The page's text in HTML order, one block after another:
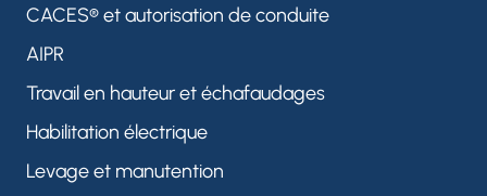
CACES® et autorisation de conduite
AIPR
Travail en hauteur et échafaudages
Habilitation électrique
Levage et manutention